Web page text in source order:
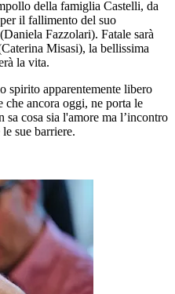
della famiglia Castelli, da
il fallimento del suo
Fazzolari). Fatale sarà
Misasi), la bellissima
la vita.
spirito apparentemente libero
che ancora oggi, ne porta le
cosa sia l'amore ma l’incontro
sue barriere.